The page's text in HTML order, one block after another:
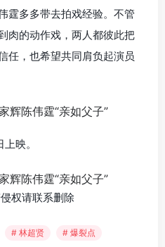
霆多多带去拍戏经验。不管
肉的动作戏，两人都彼此把
任，也希望共同肩负起演员
映。
权请联系删除
# 林超贤
# 爆裂点